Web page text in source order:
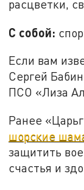
расцветки,
С собой:
Если вам
Сергей
ПСО «Лиза
Ранее
шорские
защитить
счастья и